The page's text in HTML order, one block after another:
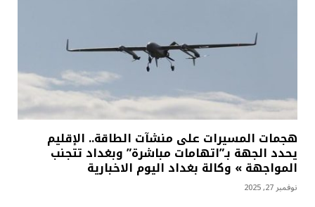
هجمات المسيرات على منشآت الطاقة.. الإقليم
يحدد الجهة بـ”اتهامات مباشرة” وبغداد تتجنب
المواجهة » وكالة بغداد اليوم الاخبارية
نوفمبر 27, 2025